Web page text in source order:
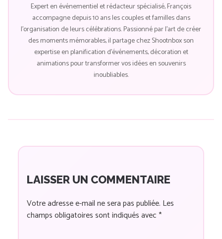
Expert en événementiel et rédacteur spécialisé, François
accompagne depuis 10 ans les couples et familles dans
l'organisation de leurs célébrations. Passionné par l'art de créer
des moments mémorables, il partage chez Shootnbox son
expertise en planification d'événements, décoration et
animations pour transformer vos idées en souvenirs
inoubliables.
LAISSER UN COMMENTAIRE
Votre adresse e-mail ne sera pas publiée. Les
champs obligatoires sont indiqués avec *